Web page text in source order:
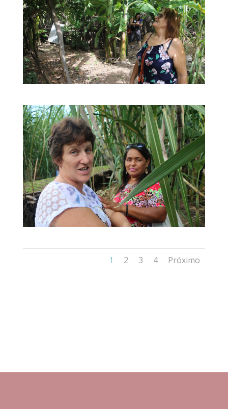
1 2 3 4 Próximo